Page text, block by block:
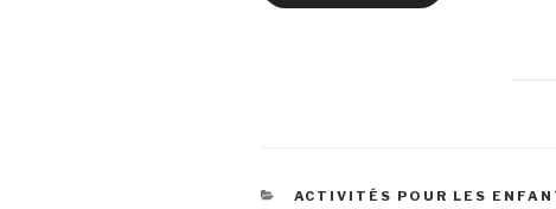
CATÉGORIES
ACTIVITÉS POUR LES